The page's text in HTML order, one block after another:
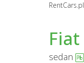
RentCars.pl
Fiat
sedan